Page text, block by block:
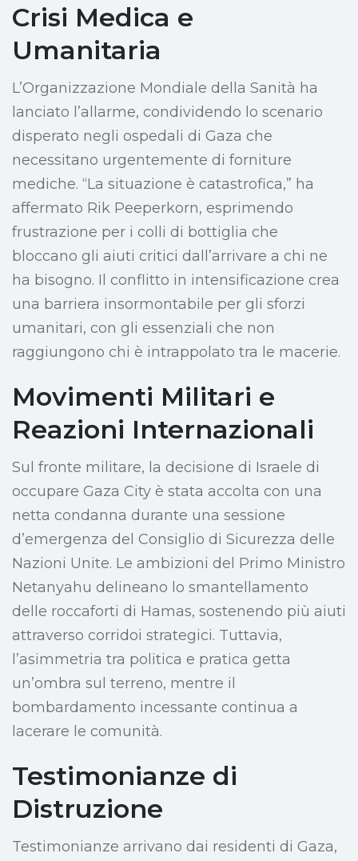
Crisi Medica e
Umanitaria
L’Organizzazione Mondiale della Sanità ha
lanciato l’allarme, condividendo lo scenario
disperato negli ospedali di Gaza che
necessitano urgentemente di forniture
mediche. “La situazione è catastrofica,” ha
affermato Rik Peeperkorn, esprimendo
frustrazione per i colli di bottiglia che
bloccano gli aiuti critici dall’arrivare a chi ne
ha bisogno. Il conflitto in intensificazione crea
una barriera insormontabile per gli sforzi
umanitari, con gli essenziali che non
raggiungono chi è intrappolato tra le macerie.
Movimenti Militari e
Reazioni Internazionali
Sul fronte militare, la decisione di Israele di
occupare Gaza City è stata accolta con una
netta condanna durante una sessione
d’emergenza del Consiglio di Sicurezza delle
Nazioni Unite. Le ambizioni del Primo Ministro
Netanyahu delineano lo smantellamento
delle roccaforti di Hamas, sostenendo più aiuti
attraverso corridoi strategici. Tuttavia,
l’asimmetria tra politica e pratica getta
un’ombra sul terreno, mentre il
bombardamento incessante continua a
lacerare le comunità.
Testimonianze di
Distruzione
Testimonianze arrivano dai residenti di Gaza,